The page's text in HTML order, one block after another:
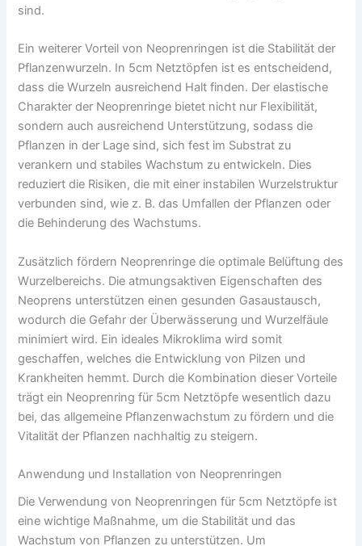
sind.
Ein weiterer Vorteil von Neoprenringen ist die Stabilität der
Pflanzenwurzeln. In 5cm Netztöpfen ist es entscheidend,
dass die Wurzeln ausreichend Halt finden. Der elastische
Charakter der Neoprenringe bietet nicht nur Flexibilität,
sondern auch ausreichend Unterstützung, sodass die
Pflanzen in der Lage sind, sich fest im Substrat zu
verankern und stabiles Wachstum zu entwickeln. Dies
reduziert die Risiken, die mit einer instabilen Wurzelstruktur
verbunden sind, wie z. B. das Umfallen der Pflanzen oder
die Behinderung des Wachstums.
Zusätzlich fördern Neoprenringe die optimale Belüftung des
Wurzelbereichs. Die atmungsaktiven Eigenschaften des
Neoprens unterstützen einen gesunden Gasaustausch,
wodurch die Gefahr der Überwässerung und Wurzelfäule
minimiert wird. Ein ideales Mikroklima wird somit
geschaffen, welches die Entwicklung von Pilzen und
Krankheiten hemmt. Durch die Kombination dieser Vorteile
trägt ein Neoprenring für 5cm Netztöpfe wesentlich dazu
bei, das allgemeine Pflanzenwachstum zu fördern und die
Vitalität der Pflanzen nachhaltig zu steigern.
Anwendung und Installation von Neoprenringen
Die Verwendung von Neoprenringen für 5cm Netztöpfe ist
eine wichtige Maßnahme, um die Stabilität und das
Wachstum von Pflanzen zu unterstützen. Um